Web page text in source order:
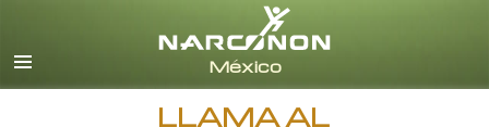
Español
Todas las Regiones/Idiomas
LLAMA AL